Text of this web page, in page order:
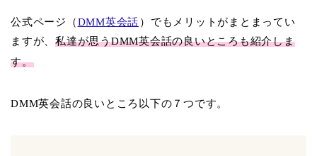
公式ページ（DMM英会話 ）でもメリットがまとまってい
ますが、私達が思うDMM英会話の良いところも紹介しま
す。
DMM英会話の良いところ以下の７つです。